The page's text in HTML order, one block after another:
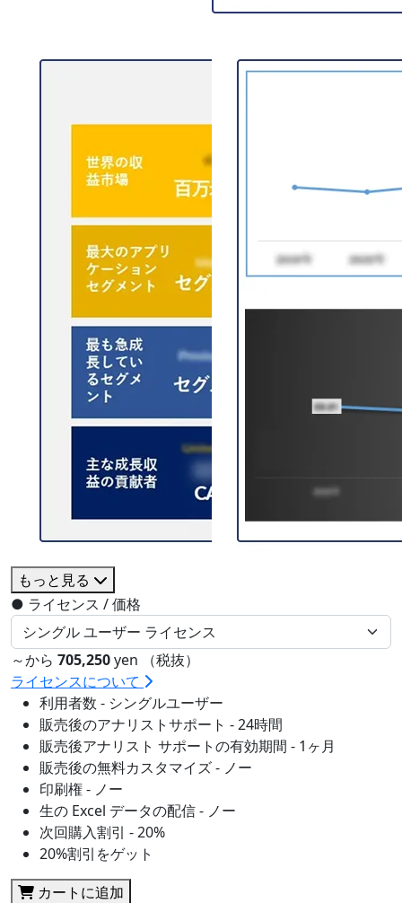
もっと見る
● ライセンス / 価格
～から 705,250yen （税抜）
ライセンスについて
利用者数 - シングルユーザー
販売後のアナリストサポート - 24時間
販売後アナリスト サポートの有効期間 - 1ヶ月
販売後の無料カスタマイズ - ノー
印刷権 - ノー
生の Excel データの配信 - ノー
次回購入割引 - 20%
20%割引をゲット
カートに追加